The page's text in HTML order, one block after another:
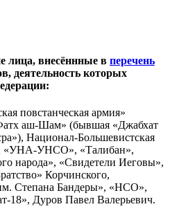
лица, внесённные в перечень
деятельность которых
повстанческая армия»
аш-Шам» (бывшая «Джабхат
Национал-Большевистская
«УНА-УНСО», «Талибан»,
народа», «Свидетели Иеговы»,
Корчинского,
Степана Бандеры», «НСО»,
18», Дуров Павел Валерьевич.